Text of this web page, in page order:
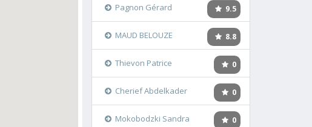
9.5
Pagnon Gérard
8.8
MAUD BELOUZE
0
Thievon Patrice
0
Cherief Abdelkader
0
Mokobodzki Sandra